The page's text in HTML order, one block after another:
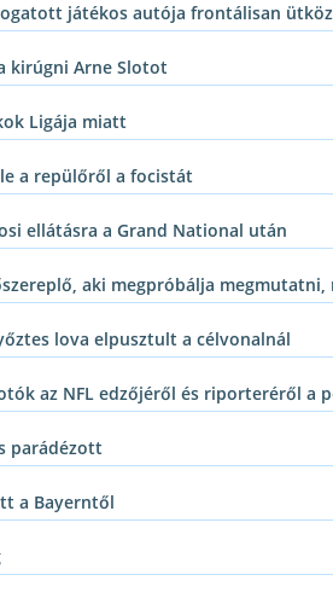
játékos autója frontálisan
kirúgni Arne Slotot
Ligája miatt
a repülőről a focistát
ellátásra a Grand National után
aki megpróbálja
lova elpusztult a célvonalnál
az NFL edzőjéről és riporteréről a
parádézott
a Bayerntől